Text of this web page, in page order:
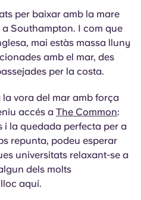
per baixar amb la mare
Southampton. I com que
mai estàs massa lluny
amb el mar, des
per la costa.
vora del mar amb força
accés a The Common:
i la quedada perfecta per a
repunta, podeu esperar
universitats relaxant-se a
dels molts
aquí.